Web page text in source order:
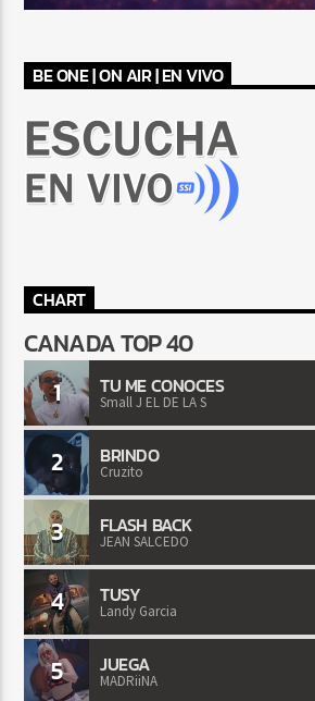
BE ONE | ON AIR | EN VIVO
CHART
CANADA TOP 40
1 TU ME CONOCES
Small J EL DE LA S
2 BRINDO
Cruzito
3 FLASH BACK
JEAN SALCEDO
4 TUSY
Landy Garcia
5 JUEGA
MADRiiNA